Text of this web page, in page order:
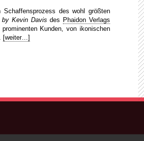
des wohl größten
by Kevin Davis des Phaidon Verlags
Kunden, von ikonischen
[weiter…]
Zum Inhalt wechseln
Zum sekundären Inhalt wechseln